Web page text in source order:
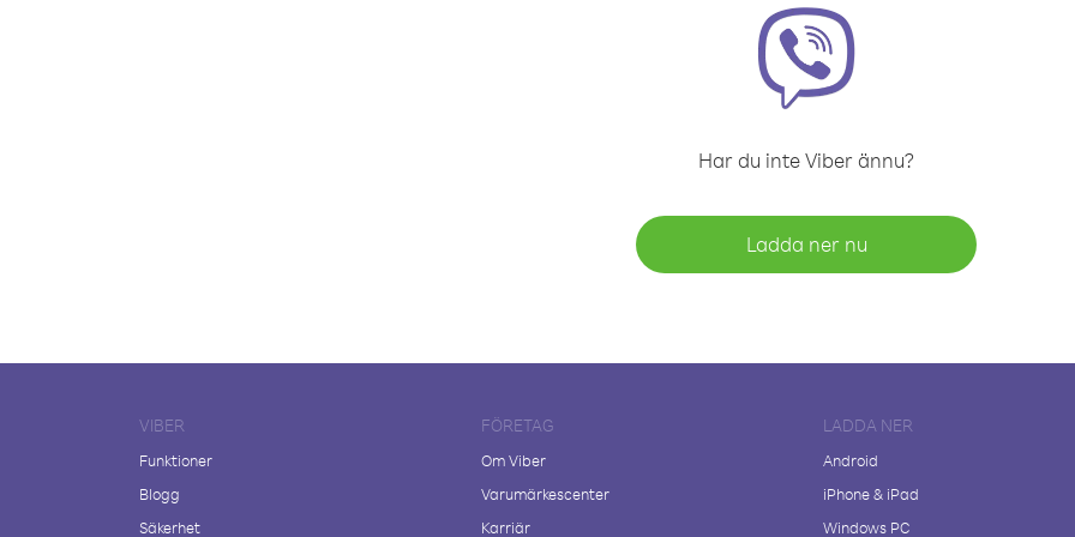
Har du inte Viber ännu?
Ladda ner nu
VIBER
Funktioner
Blogg
Säkerhet
FÖRETAG
Om Viber
Varumärkescenter
Karriär
LADDA NER
Android
iPhone & iPad
Windows PC